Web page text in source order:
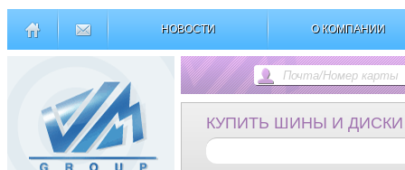
НОВОСТИ О КОМПАНИИ
КУПИТЬ ШИНЫ И ДИСКИ